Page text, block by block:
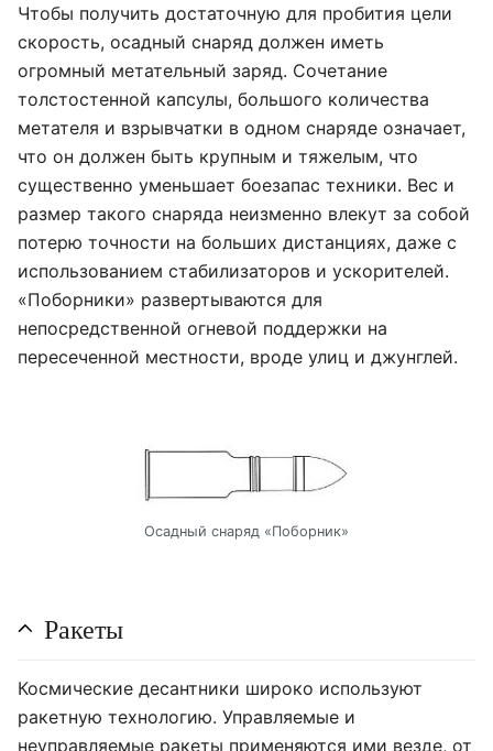
Чтобы получить достаточную для пробития цели
скорость, осадный снаряд должен иметь
огромный метательный заряд. Сочетание
толстостенной капсулы, большого количества
метателя и взрывчатки в одном снаряде означает,
что он должен быть крупным и тяжелым, что
существенно уменьшает боезапас техники. Вес и
размер такого снаряда неизменно влекут за собой
потерю точности на больших дистанциях, даже с
использованием стабилизаторов и ускорителей.
«Поборники» развертываются для
непосредственной огневой поддержки на
пересеченной местности, вроде улиц и джунглей.
Осадный снаряд «Поборник»
Ракеты
Космические десантники широко используют
ракетную технологию. Управляемые и
неуправляемые ракеты применяются ими везде, от